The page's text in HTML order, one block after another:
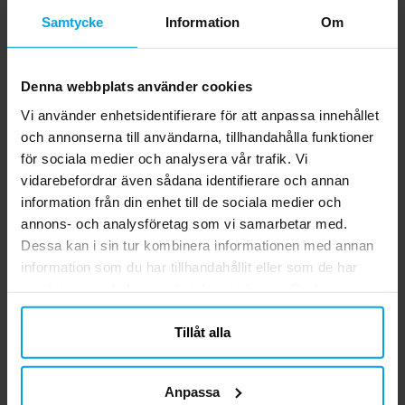
Samtycke Information Om
Denna webbplats använder cookies
Vi använder enhetsidentifierare för att anpassa innehållet
och annonserna till användarna, tillhandahålla funktioner
för sociala medier och analysera vår trafik. Vi
vidarebefordrar även sådana identifierare och annan
information från din enhet till de sociala medier och
annons- och analysföretag som vi samarbetar med.
Dessa kan i sin tur kombinera informationen med annan
information som du har tillhandahållit eller som de har
närsomhelst ändra ditt samtycke.
Tillåt alla
Anpassa
mot solens strålar och passar perfekt för
soliga dagar, utflykter och semester. ✔️
✔️ Lila tonade linser ✔️ Ljus båge med
mot solens strålar ✔️ Bredd: ca 10 cm
119,00 kr
99,00 kr 119,00 kr
Bluey - Keps till barn
Vacker barnkeps i blå färgnyanser med den
söta hunden Bluey på. Kepsen är tillverkad
av 100 % polyester. Kepsen har en
omkrets på 53 cm och är justerbar baktill,
vilket gör att den oftast passar barn i
åldern ca 4 till 6 år.
129,00 kr
KÖP
Relaterade produkter